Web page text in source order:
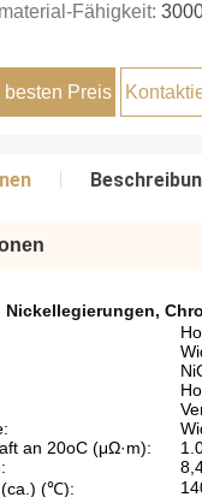
Fähigkeit:
besten Preis
Nickellegierungen,
an 20oC (μΩ·m):
(ca.) (℃):